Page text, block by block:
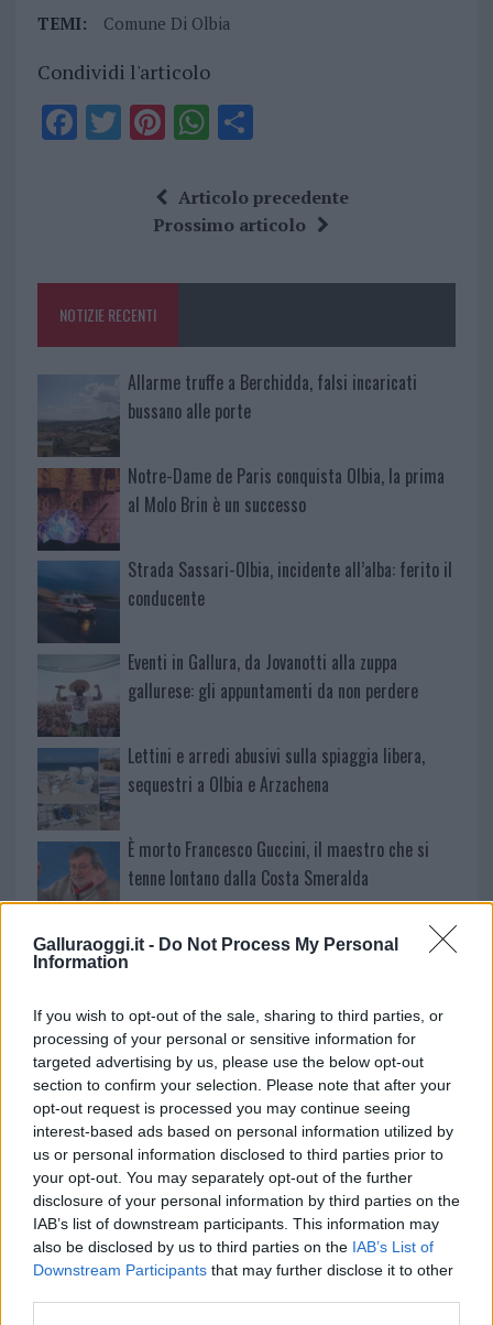
Galluraoggi.it - Do Not Process My Personal
Information
If you wish to opt-out of the sale, sharing to third parties, or
processing of your personal or sensitive information for
targeted advertising by us, please use the below opt-out
section to confirm your selection. Please note that after your
opt-out request is processed you may continue seeing
interest-based ads based on personal information utilized by
us or personal information disclosed to third parties prior to
your opt-out. You may separately opt-out of the further
disclosure of your personal information by third parties on the
IAB’s list of downstream participants. This information may
also be disclosed by us to third parties on the IAB’s List of
Downstream Participants that may further disclose it to other
TEMI: Comune Di Olbia
Condividi l'articolo
F
o
k
T Pi
te
re
W
at
s
p
S
a
re
Articolo precedente
Prossimo articolo
NOTIZIE RECENTI
Allarme truffe a Berchidda, falsi incaricati
bussano alle porte
Notre-Dame de Paris conquista Olbia, la prima
al Molo Brin è un successo
Strada Sassari-Olbia, incidente all’alba: ferito il
conducente
Eventi in Gallura, da Jovanotti alla zuppa
gallurese: gli appuntamenti da non perdere
Lettini e arredi abusivi sulla spiaggia libera,
sequestri a Olbia e Arzachena
È morto Francesco Guccini, il maestro che si
tenne lontano dalla Costa Smeralda
Nuovo sportello rifiuti a Palau, una svolta per gli
utenti
NECROLOGIE